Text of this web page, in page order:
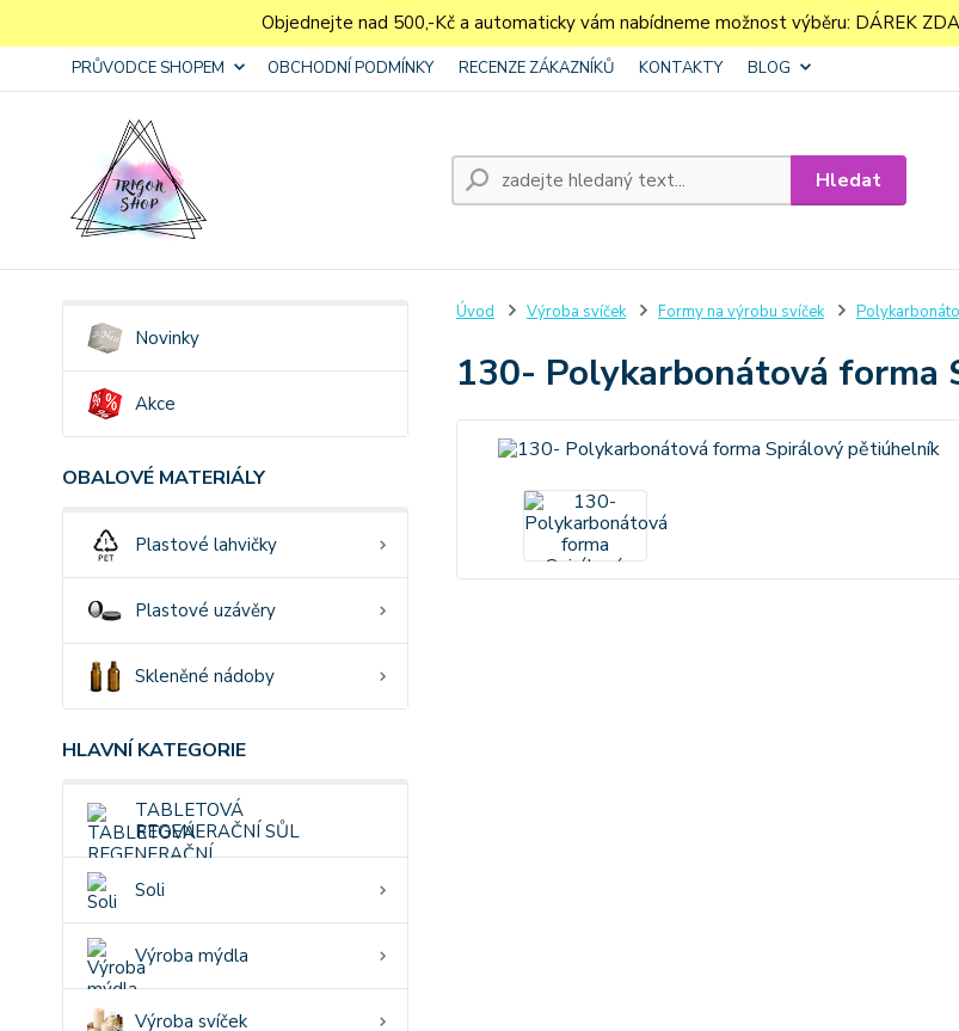
Objednejte nad 500,-Kč a automaticky vám nabídneme možnost výběru: DÁREK
PRŮVODCE SHOPEM OBCHODNÍ PODMÍNKY RECENZE ZÁKAZNÍKŮ KONTAKTY BLOG
Hledat
Novinky
Akce
OBALOVÉ MATERIÁLY
Plastové lahvičky
Plastové uzávěry
Skleněné nádoby
HLAVNÍ KATEGORIE
TABLETOVÁ
REGENERAČNÍ SŮL
Soli
Výroba mýdla
Výroba svíček
Úvod Výroba svíček Formy na výrobu svíček
130- Polykarbonátová